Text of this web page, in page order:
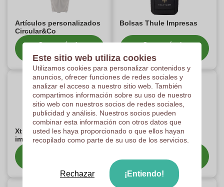
Artículos personalizados
Circular&Co
Categoría de
Bolsas Thule Impresas
Categoría de
Xtrom Powerbanks
impresos
Personalizar Productos
JBL
espectáculos
Este sitio web utiliza cookies
Utilizamos cookies para personalizar contenidos y
anuncios, ofrecer funciones de redes sociales y
analizar el acceso a nuestro sitio web. También
compartimos información sobre su uso de nuestro
sitio web con nuestros socios de redes sociales,
publicidad y análisis. Nuestros socios pueden
combinar esta información con otros datos que
usted les haya proporcionado o que ellos hayan
recopilado como parte de su uso de los servicios.
Rechazar ¡Entiendo!